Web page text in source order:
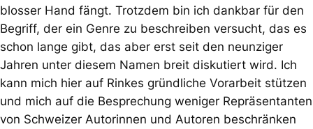
blosser Hand fängt. Trotzdem bin ich dankbar für den
Begriff, der ein Genre zu beschreiben versucht, das es
schon lange gibt, das aber erst seit den neunziger
Jahren unter diesem Namen breit diskutiert wird. Ich
kann mich hier auf Rinkes gründliche Vorarbeit stützen
und mich auf die Besprechung weniger Repräsentanten
von Schweizer Autorinnen und Autoren beschränken